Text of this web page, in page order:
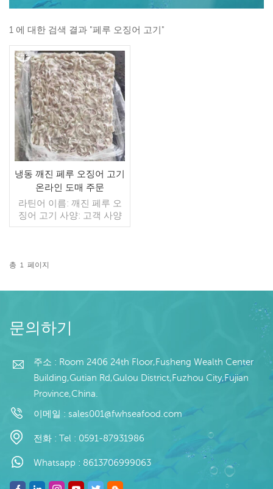
1 에 대한 검색 결과 "페루 오징어 고기"
냉동 깨진 페루 오징어 고기
온라인 도매 주문
라틴어 이름: 깨진 페루 오
징어 고기 사양: 고객 사양
공정: 컷 글레이징: BQF
판매 모델: 도매/수출 최소
피트 컨테이너 지불: TT /
일 이내 원산지: 중국 브랜
드: 푸 완 항
총 1 페이지
문의하기
주소 : Room 2406 24th Floor,Fusheng Wealth Center
Building,Gutian Rd,Gulou District,Fuzhou City,Fujian
Province,China.
이메일 : sales001@fwhseafood.com
전화 : Tel : 0591-87931986
Whatsapp : 8613706999063